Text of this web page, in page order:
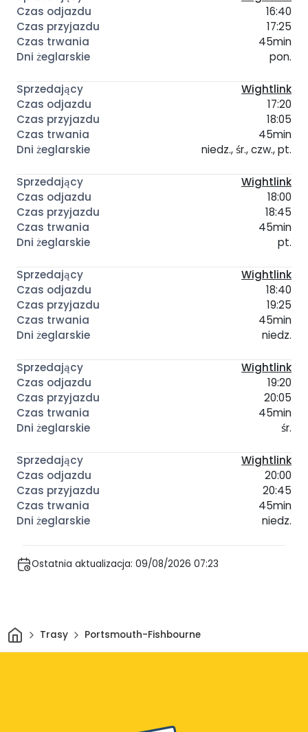
16:40
17:25
45min
pon.
Wightlink
17:20
18:05
45min
niedz., śr., czw., pt.
Wightlink
18:00
18:45
45min
pt.
Wightlink
18:40
19:25
45min
niedz.
Wightlink
19:20
20:05
45min
śr.
Wightlink
20:00
20:45
45min
niedz.
Ostatnia aktualizacja: 09/08/2026 07:23
DomTrasy Portsmouth-Fishbourne